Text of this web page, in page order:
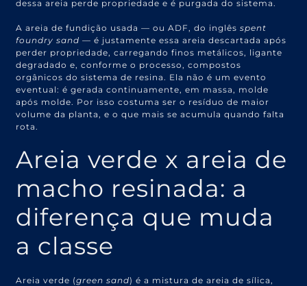
dessa areia perde propriedade e é purgada do sistema.
A areia de fundição usada — ou ADF, do inglêsspent
foundry sand — é justamente essa areia descartada após
perder propriedade, carregando finos metálicos, ligante
degradado e, conforme o processo, compostos
orgânicos do sistema de resina. Ela não é um evento
eventual: é gerada continuamente, em massa, molde
após molde. Por isso costuma ser o resíduo de maior
volume da planta, e o que mais se acumula quando falta
rota.
Areia verde x areia de
macho resinada: a
diferença que muda
a classe
Areia verde (green sand) é a mistura de areia de sílica,